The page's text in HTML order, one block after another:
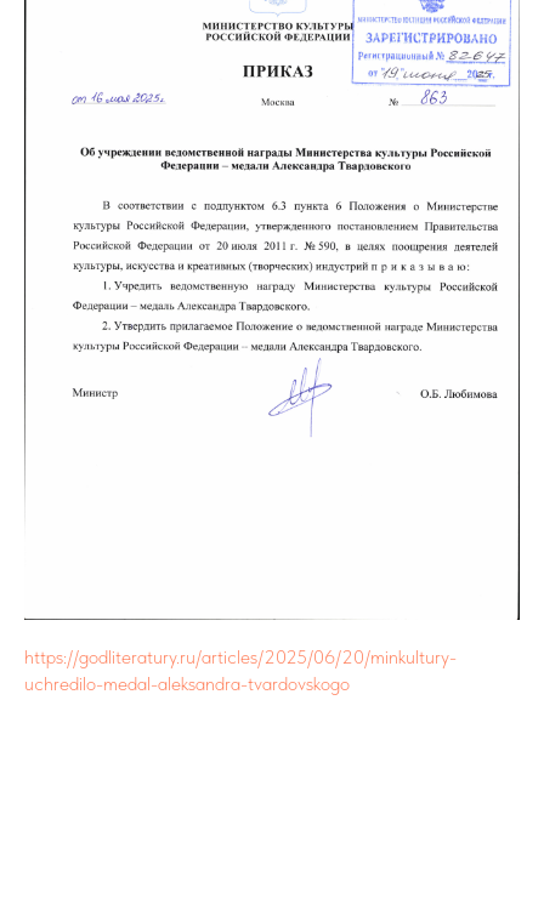
https://godliteratury.ru/articles/2025/06/20/minkultury-
uchredilo-medal-aleksandra-tvardovskogo